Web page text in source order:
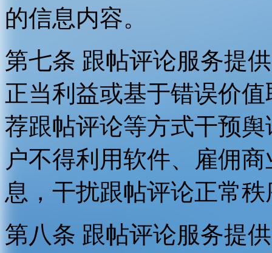
的信息内容。
第七条 跟帖评论服务提
正当利益或基于错误价
荐跟帖评论等方式干预
户不得利用软件、雇佣
息，干扰跟帖评论正常
第八条 跟帖评论服务提